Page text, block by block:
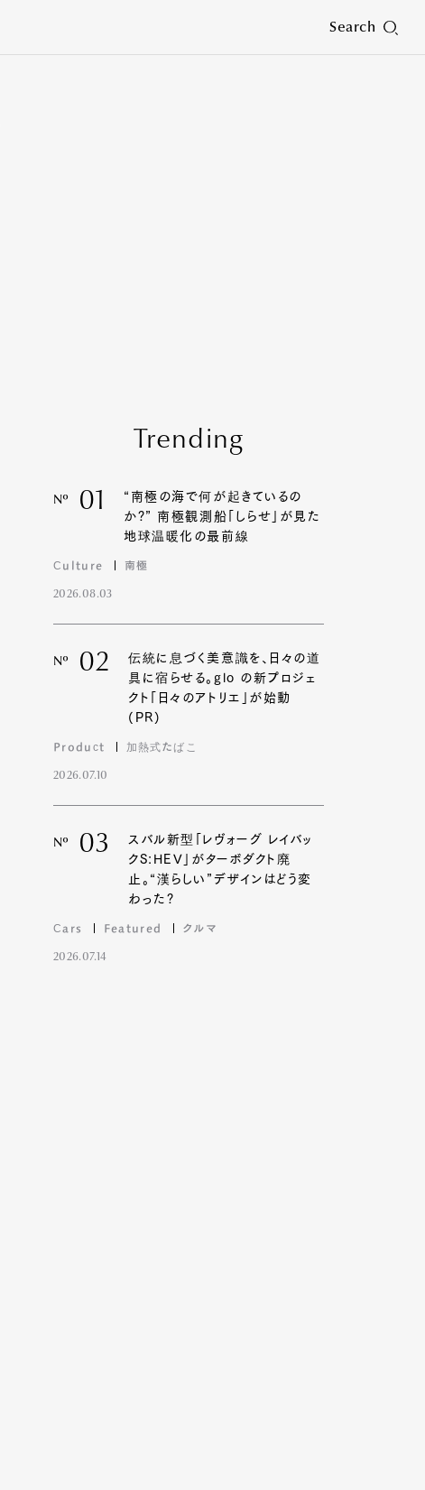
Search
Trending
Nº 01
“南極の海で何が起きているの
か?” 南極観測船「しらせ」が見た
地球温暖化の最前線
Culture 南極
2026.08.03
Nº 02
伝統に息づく美意識を、日々の道
具に宿らせる。glo の新プロジェ
クト「日々のアトリエ」が始動
(PR)
Product 加熱式たばこ
2026.07.10
Nº 03
スバル新型「レヴォーグ レイバッ
クS:HEV」がターボダクト廃
止。“漢らしい”デザインはどう変
わった?
Cars Featured クルマ
2026.07.14